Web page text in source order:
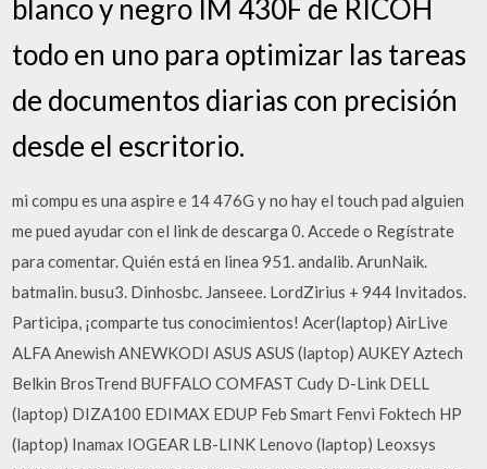
blanco y negro IM 430F de RICOH
todo en uno para optimizar las tareas
de documentos diarias con precisión
desde el escritorio.
mi compu es una aspire e 14 476G y no hay el touch pad alguien
me pued ayudar con el link de descarga 0. Accede o Regístrate
para comentar. Quién está en linea 951. andalib. ArunNaik.
batmalin. busu3. Dinhosbc. Janseee. LordZirius + 944 Invitados.
Participa, ¡comparte tus conocimientos! Acer(laptop) AirLive
ALFA Anewish ANEWKODI ASUS ASUS (laptop) AUKEY Aztech
Belkin BrosTrend BUFFALO COMFAST Cudy D-Link DELL
(laptop) DIZA100 EDIMAX EDUP Feb Smart Fenvi Foktech HP
(laptop) Inamax IOGEAR LB-LINK Lenovo (laptop) Leoxsys